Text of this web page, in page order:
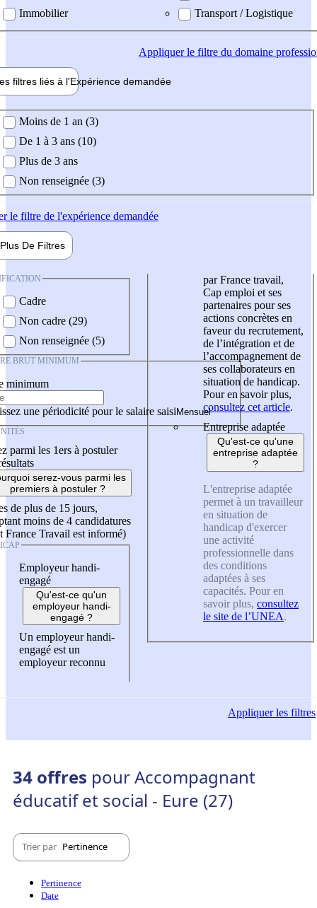
Immobilier
Transport / Logistique
Appliquerle filtre du domaine
filtres liés à l'Expérience demandée
demandée
Moins de 1 an (3)
De 1 à 3 ans (10)
Plus de 3 ans
Non renseignée (3)
le filtre de l'expérience demandée
Plus De Filtres
Cadre
Non cadre (29)
Non renseignée (5)
BRUT MINIMUM
minimum
une périodicité pour le salaire saisi
parmi les 1ers à postuler
serez-vous parmi les
premiers à postuler ?
de plus de 15 jours,
moins de 4 candidatures
France Travail est informé)
Employeur handi-
engagé
Qu'est-ce qu'un
employeur handi-
engagé ?
Un employeur handi-
engagé est un
employeur reconnu
par France travail,
Cap emploi et ses
partenaires pour ses
actions concrètes en
faveur du recrutement,
de l’intégration et de
l’accompagnement de
ses collaborateurs en
situation de handicap.
Pour en savoir plus,
consultez cet article.
Entreprise adaptée
Qu'est-ce qu'une
entreprise adaptée
?
L'entreprise adaptée
permet à un travailleur
en situation de
handicap d'exercer
une activité
professionnelle dans
des conditions
adaptées à ses
capacités. Pour en
savoir plus, consultez
le site de l’UNEA.
Appliquerles filtres
34 offres pour Accompagnant
éducatif et social - Eure (27)
Trier par Pertinence
Pertinence
Date